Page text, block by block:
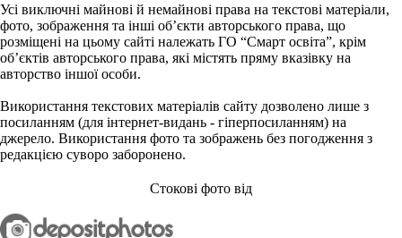
Усі виключні майнові й немайнові права на текстові матеріали,
фото, зображення та інші об’єкти авторського права, що
розміщені на цьому сайті належать ГО “Смарт освіта”, крім
об’єктів авторського права, які містять пряму вказівку на
авторство іншої особи.
Використання текстових матеріалів сайту дозволено лише з
посиланням (для інтернет-видань - гіперпосиланням) на
джерело. Використання фото та зображень без погодження з
редакцією суворо заборонено.
Стокові фото від